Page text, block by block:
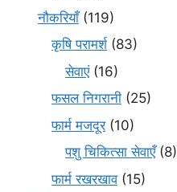
नौकरियाँ(119)
कृषि परामर्श(83)
सेवाएं(16)
फसल निगरानी (25)
फार्म मजदूर(10)
पशु चिकित्सा सेवाएँ(8)
फार्म रखरखाव(15)